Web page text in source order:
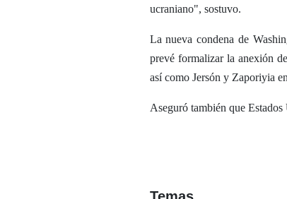
ucraniano", sostuvo.
La nueva condena de
prevé formalizar la anexión
así como Jersón y Zaporiyia
Aseguró también que